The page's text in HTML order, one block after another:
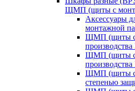
ЩМП (щиты с
Аксессуары
монтажной
ЩМП (щиты с
ЩМП (щиты с
ЩМП (щиты с
степенью